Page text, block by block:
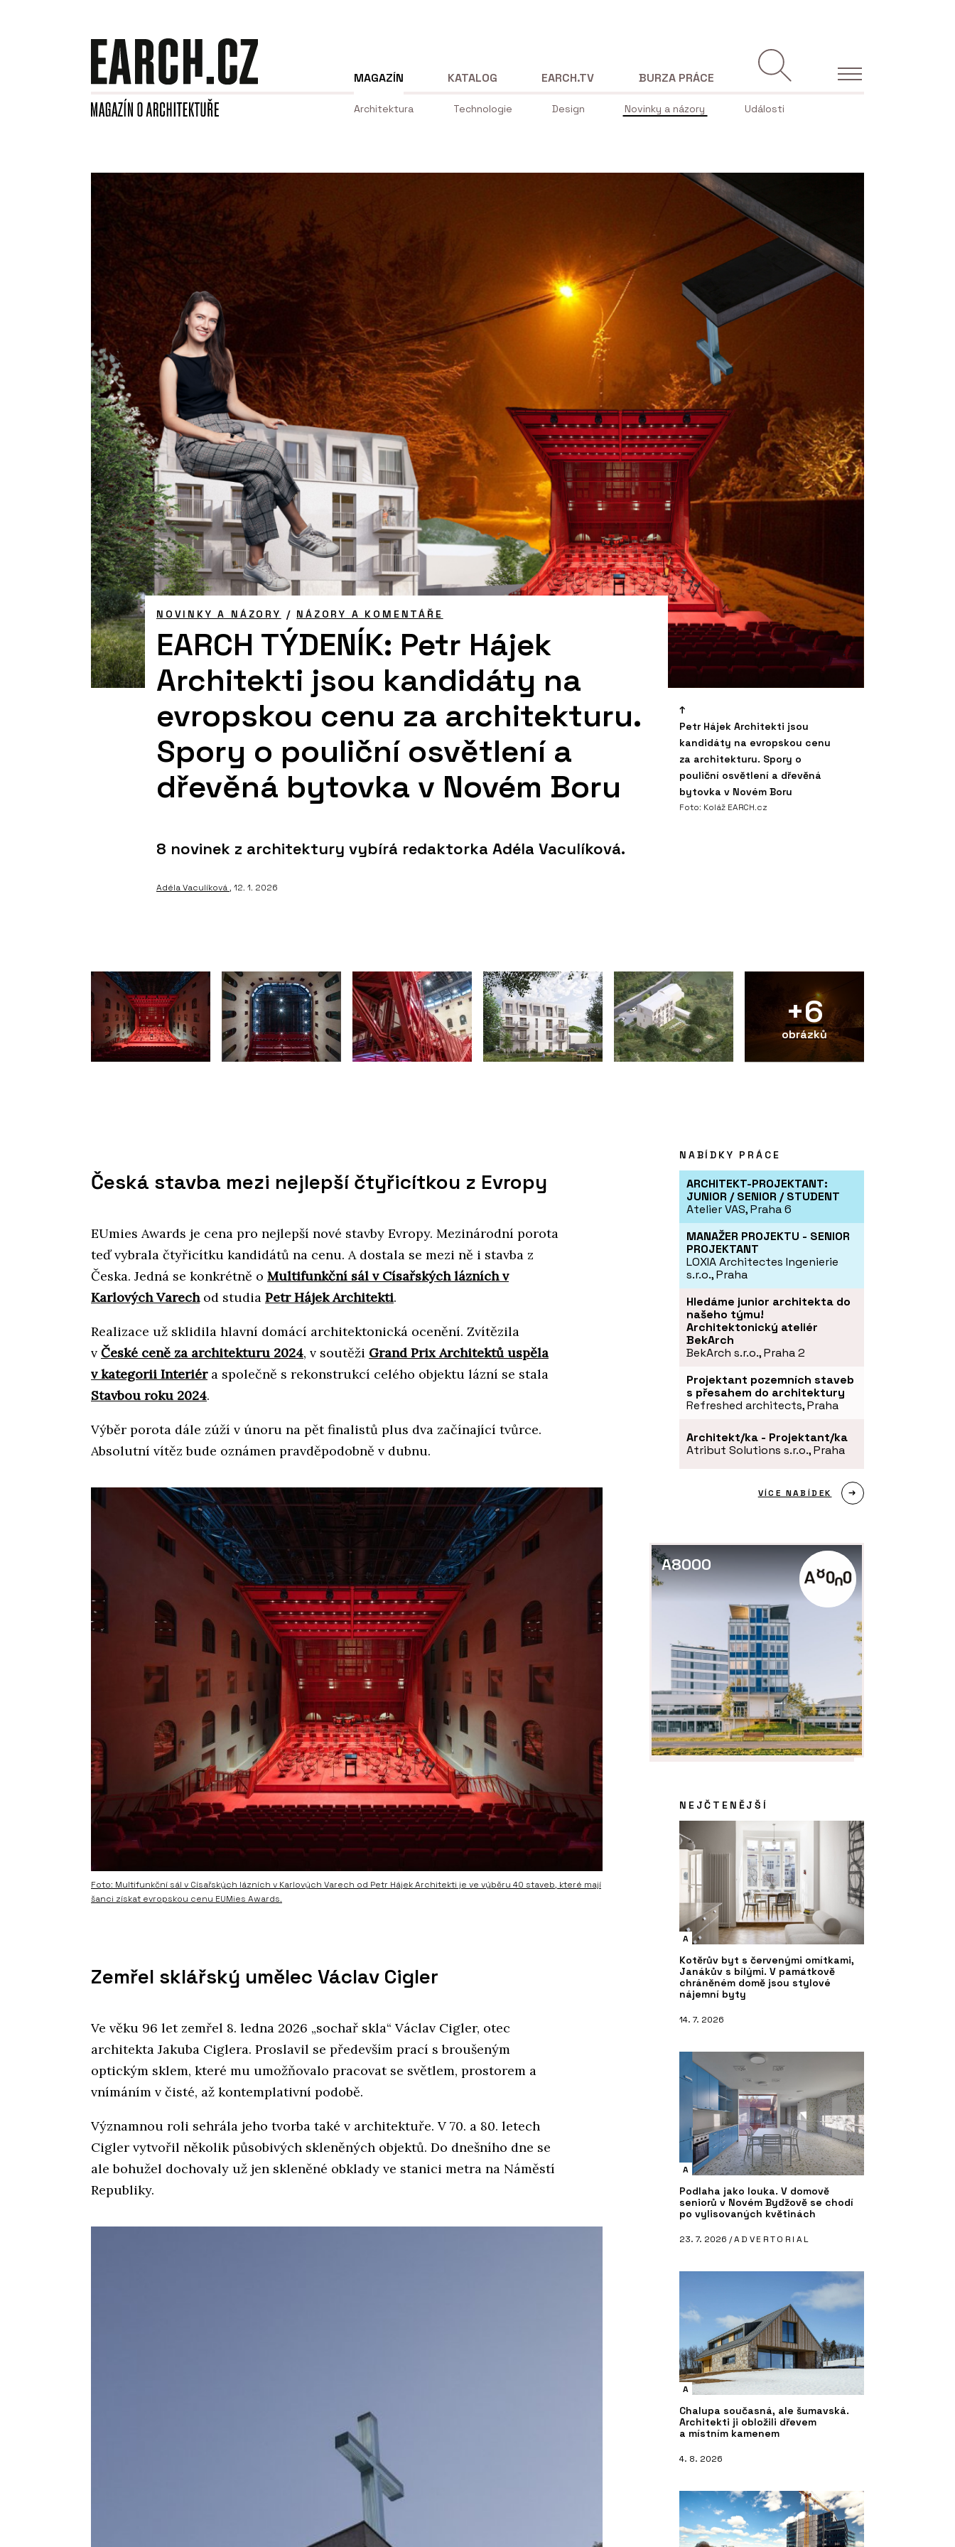
MAGAZÍN
Architektura Technologie Design Novinky a názory Události
KATALOG EARCH.TV BURZA PRÁCE
Petr Hájek Architekti jsou
kandidáty na evropskou cenu
za architekturu. Spory o
pouliční osvětlení a dřevěná
bytovka v Novém Boru
Foto: Koláž EARCH.cz
NOVINKY A NÁZORY / NÁZORY A KOMENTÁŘE
EARCH TÝDENÍK: Petr Hájek
Architekti jsou kandidáty na
evropskou cenu za architekturu.
Spory o pouliční osvětlení a
dřevěná bytovka v Novém Boru
8 novinek z architektury vybírá redaktorka Adéla Vaculíková.
Adéla Vaculíková, 12. 1. 2026
+6
obrázků
Česká stavba mezi nejlepší čtyřicítkou z Evropy
EUmies Awards je cena pro nejlepší nové stavby Evropy. Mezinárodní porota
teď vybrala čtyřicítku kandidátů na cenu. A dostala se mezi ně i stavba z
Česka. Jedná se konkrétně o Multifunkční sál v Císařských lázních v
Karlových Varechod studia Petr Hájek Architekti.
Realizace už sklidila hlavní domácí architektonická ocenění. Zvítězila
v České ceně za architekturu 2024, v soutěži Grand Prix Architektů uspěla
v kategorii Interiéra společně s rekonstrukcí celého objektu lázní se stala
Stavbou roku 2024.
Výběr porota dále zúží v únoru na pět finalistů plus dva začínající tvůrce.
Absolutní vítěz bude oznámen pravděpodobně v dubnu.
Foto: Multifunkční sál v Císařských lázních v Karlových Varech od Petr Hájek Architekti je ve výběru 40 staveb, které mají
šanci získat evropskou cenu EUMies Awards.
Zemřel sklářský umělec Václav Cigler
Ve věku 96 let zemřel 8. ledna 2026 „sochař skla“ Václav Cigler, otec
architekta Jakuba Ciglera. Proslavil se především prací s broušeným
optickým sklem, které mu umožňovalo pracovat se světlem, prostorem a
vnímáním v čisté, až kontemplativní podobě.
Významnou roli sehrála jeho tvorba také v architektuře. V 70. a 80. letech
Cigler vytvořil několik působivých skleněných objektů. Do dnešního dne se
ale bohužel dochovaly už jen skleněné obklady ve stanici metra na Náměstí
Republiky.
NABÍDKY PRÁCE
ARCHITEKT-PROJEKTANT:
JUNIOR / SENIOR / STUDENT
Atelier VAS, Praha 6
MANAŽER PROJEKTU - SENIOR
PROJEKTANT
LOXIA Architectes Ingenierie
s.r.o., Praha
Hledáme junior architekta do
našeho týmu!
Architektonický ateliér
BekArch
BekArch s.r.o., Praha 2
Projektant pozemních staveb
s přesahem do architektury
Refreshed architects, Praha
Architekt/ka - Projektant/ka
Atribut Solutions s.r.o., Praha
VÍCE NABÍDEK
A8000
NEJČTENĚJŠÍ
A
Kotěrův byt s červenými omítkami,
Janákův s bílými. V památkově
chráněném domě jsou stylové
nájemní byty
14. 7. 2026
A
Podlaha jako louka. V domově
seniorů v Novém Bydžově se chodí
po vylisovaných květinách
23. 7. 2026 /ADVERTORIAL
A
Chalupa současná, ale šumavská.
Architekti ji obložili dřevem
a místním kamenem
4. 8. 2026